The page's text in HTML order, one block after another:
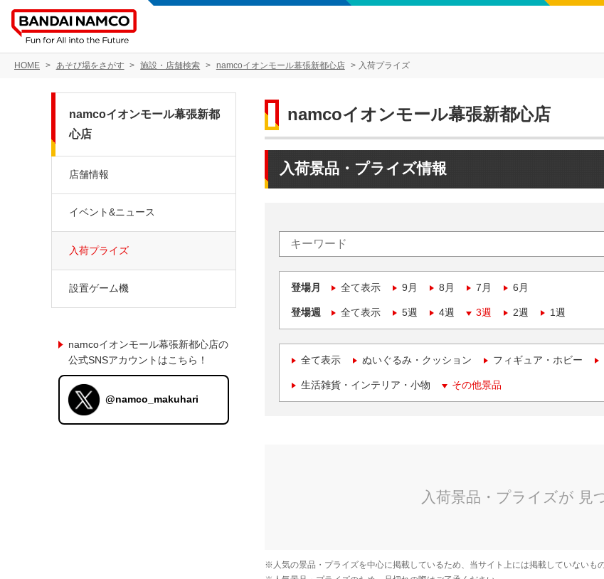
HOME あそび場をさがす 施設・店舗検索 namcoイオンモール幕張新都心店 入荷プライズ
namcoイオンモール幕張新都心店
入荷景品・プライズ情報
登場月 全て表示 9月 8月 7月 6月
登場週 全て表示 5週 4週 3週 2週 1週
全て表示 ぬいぐるみ・クッション フィギュア・ホビー
生活雑貨・インテリア・小物 その他景品
namcoイオンモール幕張新都
心店
店舗情報
イベント&ニュース
入荷プライズ
設置ゲーム機
namcoイオンモール幕張新都心店の
公式SNSアカウントはこちら！
@namco_makuhari